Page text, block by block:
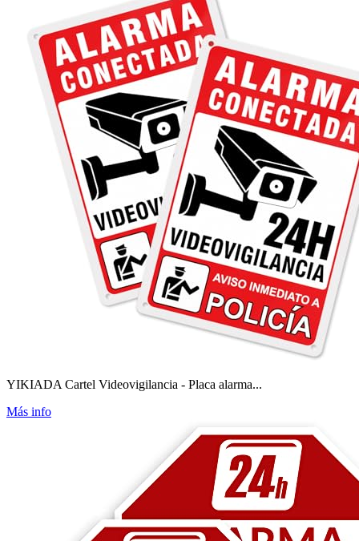
YIKIADA Cartel Videovigilancia - Placa alarma...
Más info